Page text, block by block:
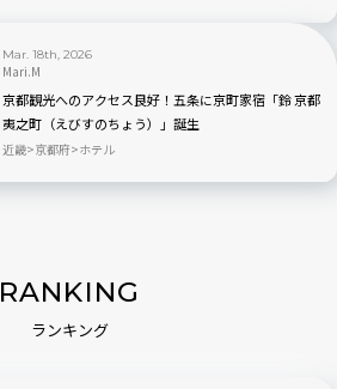
Mar. 18th, 2026
Mari.M
京都観光へのアクセス良好！五条に京町家宿「鈴 京都
夷之町（えびすのちょう）」誕生
近畿 京都府 ホテル
RANKING
ランキング